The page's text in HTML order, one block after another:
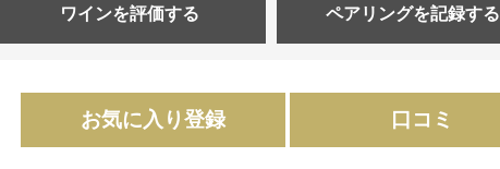
ワインを評価する ペアリングを記録する
お気に入り登録 口コミ